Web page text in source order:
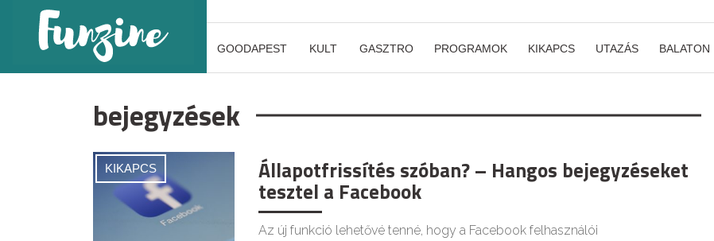
GOODAPEST KULT GASZTRO PROGRAMOK KIKAPCS UTAZÁS BALATON
bejegyzések
KIKAPCS Állapotfrissítés szóban? – Hangos bejegyzéseket
tesztel a Facebook
Az új funkció lehetővé tenné, hogy a Facebook felhasználói